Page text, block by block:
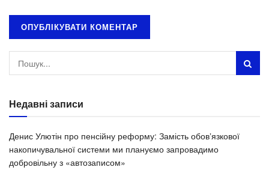
Недавні записи
Денис Улютін про пенсійну реформу: Замість обовʼязкової
накопичувальної системи ми плануємо запровадимо
добровільну з «автозаписом»